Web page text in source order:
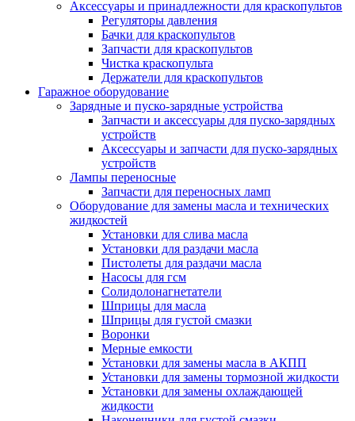
Аксессуары и принадлежности для краскопультов
Регуляторы давления
Бачки для краскопультов
Запчасти для краскопультов
Чистка краскопульта
Держатели для краскопультов
Гаражное оборудование
Зарядные и пуско-зарядные устройства
Запчасти и аксессуары для пуско-зарядных
устройств
Аксессуары и запчасти для пуско-зарядных
устройств
Лампы переносные
Запчасти для переносных ламп
Оборудование для замены масла и технических
жидкостей
Установки для слива масла
Установки для раздачи масла
Пистолеты для раздачи масла
Насосы для гсм
Солидолонагнетатели
Шприцы для масла
Шприцы для густой смазки
Воронки
Мерные емкости
Установки для замены масла в АКПП
Установки для замены тормозной жидкости
Установки для замены охлаждающей
жидкости